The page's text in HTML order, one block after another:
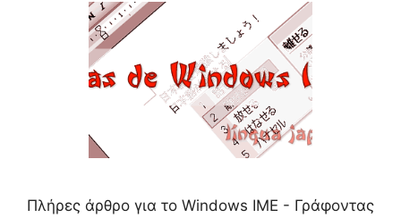
Πλήρες άρθρο για το Windows IME - Γράφοντας